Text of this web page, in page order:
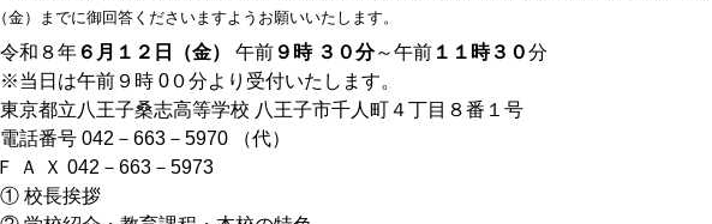
金）までに御回答くださいますようお願いいたします。
和８年 ６月１２日（金） 午前 ９時 ３０分～午前 １１時３０分
前９時 0０分より受付いたします。
都立八王子桑志高等学校 八王子市千人町４丁目８番１号
042－663－5970 （代）
042－663－5973
校長挨拶